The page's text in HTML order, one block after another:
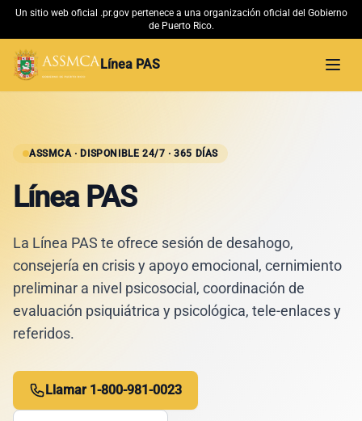
Un sitio web oficial .pr.gov pertenece a una organización oficial del Gobierno
de Puerto Rico.
Línea PAS
Abrir
Material Educativo
Conoce más
ASSMCA →
ASSMCA · DISPONIBLE 24/7 · 365 DÍAS
Línea PAS
La Línea PAS te ofrece sesión de desahogo,
consejería en crisis y apoyo emocional, cernimiento
preliminar a nivel psicosocial, coordinación de
evaluación psiquiátrica y psicológica, tele-enlaces y
referidos.
Llamar 1-800-981-0023